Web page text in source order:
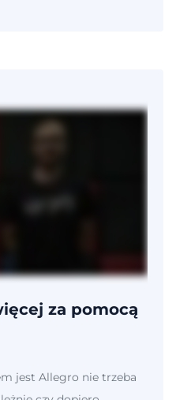
za pomocą
jest Allegro nie trzeba